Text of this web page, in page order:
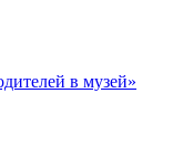
в музей»